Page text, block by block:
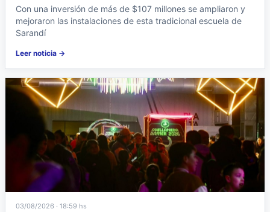
Con una inversión de más de $107 millones se ampliaron y
mejoraron las instalaciones de esta tradicional escuela de
Sarandí
Leer noticia →
03/08/2026 · 18:59 hs